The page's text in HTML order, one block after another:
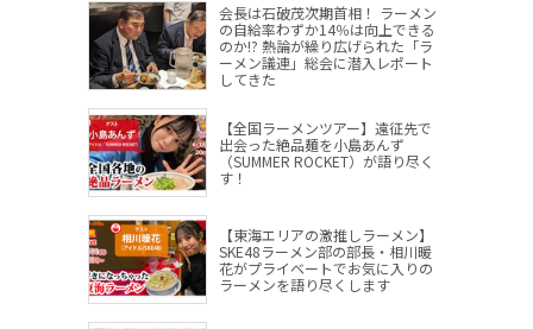
会長は石破茂次期首相！ ラーメン
の自給率わずか14％は向上できる
のか!? 熱論が繰り広げられた「ラ
ーメン議連」総会に潜入レポート
してきた
【全国ラーメンツアー】遠征先で
出会った絶品麺を小島あんず
（SUMMER ROCKET）が語り尽く
す！
【東海エリアの激推しラーメン】
SKE48ラーメン部の部長・相川暖
花がプライベートでお気に入りの
ラーメンを語り尽くします